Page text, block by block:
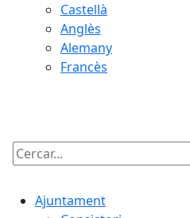
Castellà
Anglès
Alemany
Francès
Cercar:
Ajuntament